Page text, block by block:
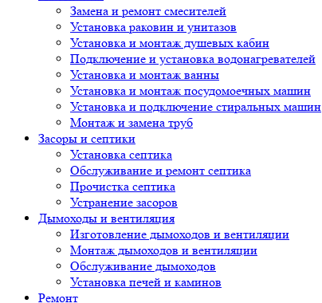
Замена и ремонт смесителей
Установка раковин и унитазов
Установка и монтаж душевых кабин
Подключение и установка водонагревателей
Установка и монтаж ванны
Установка и монтаж посудомоечных машин
Установка и подключение стиральных машин
Монтаж и замена труб
Засоры и септики
Установка септика
Обслуживание и ремонт септика
Прочистка септика
Устранение засоров
Дымоходы и вентиляция
Изготовление дымоходов и вентиляции
Монтаж дымоходов и вентиляции
Обслуживание дымоходов
Установка печей и каминов
Ремонт